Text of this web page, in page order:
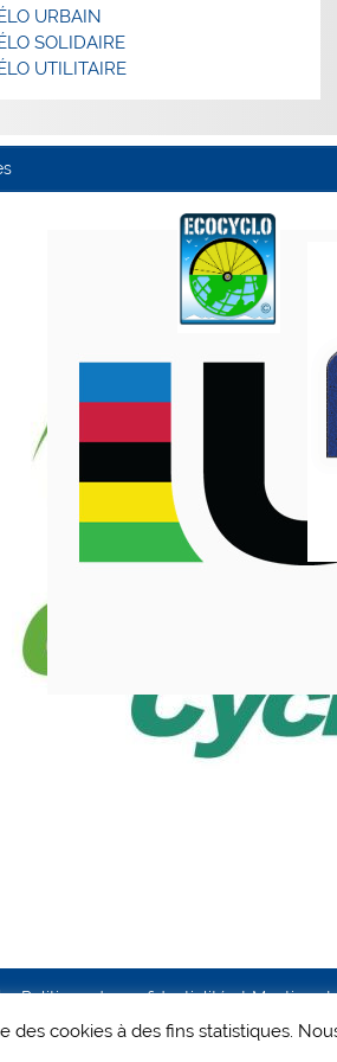
URBAIN
SOLIDAIRE
UTILITAIRE
Politique de confidentialité et Mentions
des cookies à des fins statistiques.